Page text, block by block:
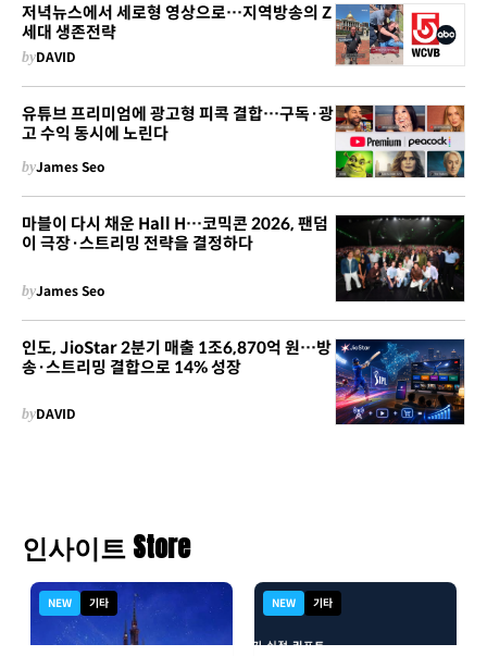
저녁뉴스에서 세로형 영상으로…지역방송의 Z
세대 생존전략
byDAVID
유튜브 프리미엄에 광고형 피콕 결합…구독·광
고 수익 동시에 노린다
byJames Seo
마블이 다시 채운 Hall H…코믹콘 2026, 팬덤
이 극장·스트리밍 전략을 결정하다
byJames Seo
인도, JioStar 2분기 매출 1조6,870억 원…방
송·스트리밍 결합으로 14% 성장
byDAVID
인사이트 Store
NEW 기타 NEW 기타